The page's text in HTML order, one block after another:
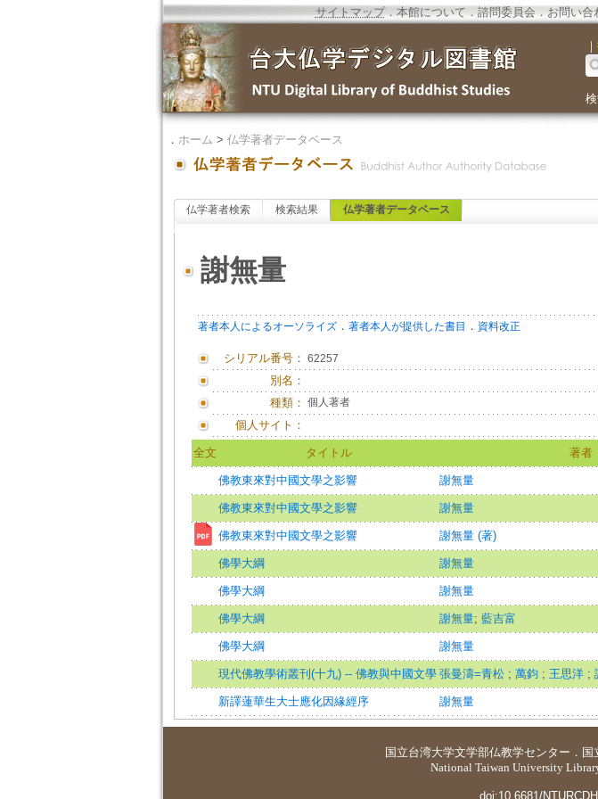
サイトマップ．本館について．諮問委員会． お問い合
｜
． ホーム > 仏学著者データベース
仏学著者検索 検索結果 仏学著者データベース
謝無量
著者本人によるオーソライズ． 著者本人が提供した書目 ． 資料改正
シリアル番号： 62257
別名：
種類： 個人著者
個人サイト：
全文 タイトル 著者
佛教東來對中國文學之影響 謝無量
佛教東來對中國文學之影響 謝無量
佛教東來對中國文學之影響 謝無量 (著)
佛學大綱 謝無量
佛學大綱 謝無量
佛學大綱 謝無量; 藍吉富
佛學大綱 謝無量
現代佛教學術叢刊(十九) -- 佛教與中國文學 張曼濤=青松 ; 萬鈞 ; 王思洋 ;
新譯蓮華生大士應化因緣經序 謝無量
国立台湾大学文学部仏教学センター ． 国
National Taiwan University
doi:10.6681/